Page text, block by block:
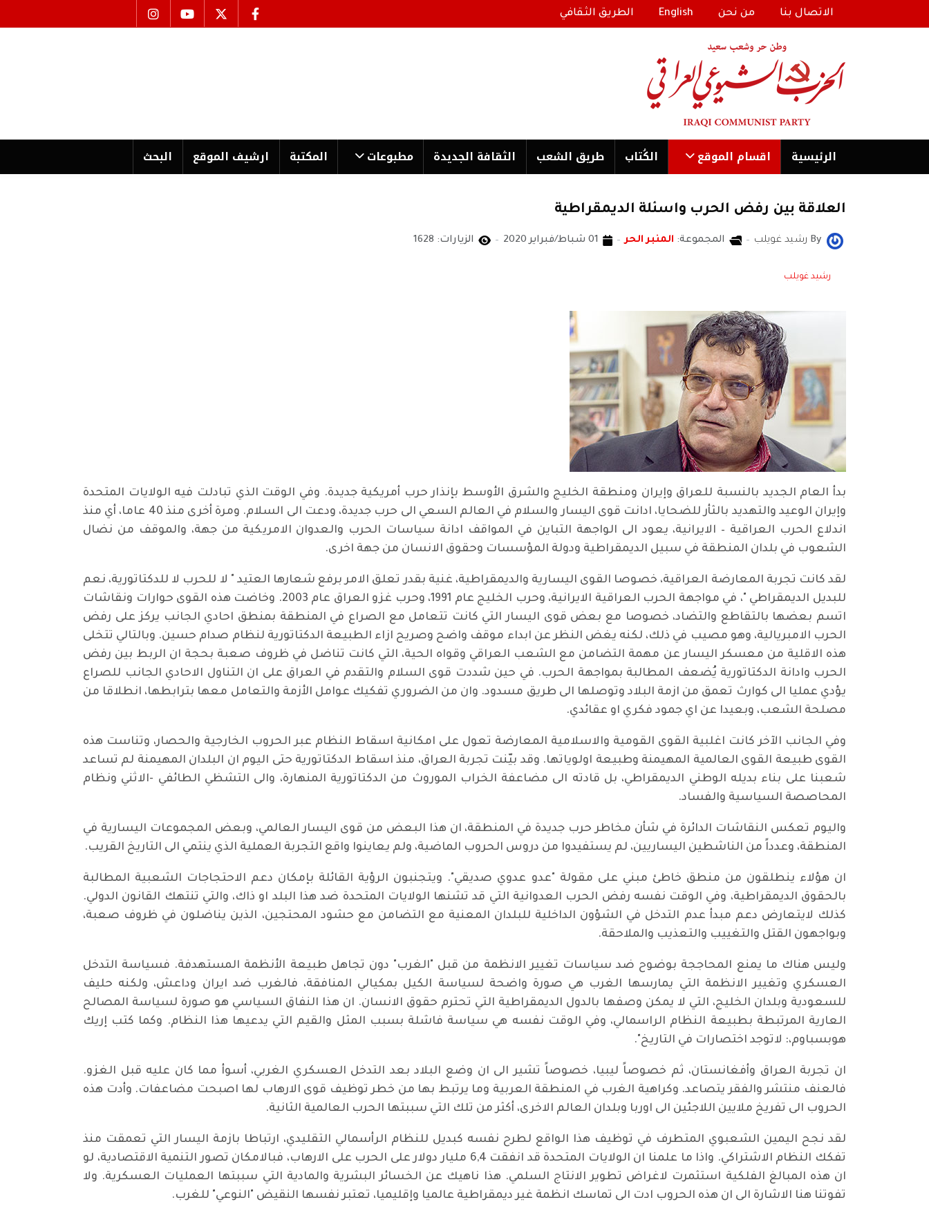
الاتصال بنا من نحن English الطريق الثقافي
الرئیسية اقسام الموقع الكُتاب طریق الشعب الثقافة الجدیدة مطبوعات المكتبة ارشیف الموقع البحث
العلاقة بين رفض الحرب واسئلة الديمقراطية
By رشيد غويلب المجموعة: المنبر الحر 01 شباط/فبراير 2020 الزيارات: 1628
رشيد غويلب
بدأ العام الجديد بالنسبة للعراق وإيران ومنطقة الخليج والشرق الأوسط بإنذار حرب أمريكية جديدة. وفي الوقت الذي تبادلت فيه الولايات المتحدة
وإيران الوعيد والتهديد بالثأر للضحايا، ادانت قوى اليسار والسلام في العالم السعي الى حرب جديدة، ودعت الى السلام. ومرة أخرى منذ 40 عاما، أي منذ
اندلاع الحرب العراقية – الايرانية، يعود الى الواجهة التباين في المواقف ادانة سياسات الحرب والعدوان الامريكية من جهة، والموقف من نضال
الشعوب في بلدان المنطقة في سبيل الديمقراطية ودولة المؤسسات وحقوق الانسان من جهة اخرى.
لقد كانت تجربة المعارضة العراقية، خصوصا القوى اليسارية والديمقراطية، غنية بقدر تعلق الامر برفع شعارها العتيد " لا للحرب لا للدكتاتورية، نعم
للبديل الديمقراطي "، في مواجهة الحرب العراقية الايرانية، وحرب الخليج عام 1991، وحرب غزو العراق عام 2003. وخاضت هذه القوى حوارات ونقاشات
اتسم بعضها بالتقاطع والتضاد، خصوصا مع بعض قوى اليسار التي كانت تتعامل مع الصراع في المنطقة بمنطق احادي الجانب يركز على رفض
الحرب الامبريالية، وهو مصيب في ذلك، لكنه يغض النظر عن ابداء موقف واضح وصريح ازاء الطبيعة الدكتاتورية لنظام صدام حسين. وبالتالي تتخلى
هذه الاقلية من معسكر اليسار عن مهمة التضامن مع الشعب العراقي وقواه الحية، التي كانت تناضل في ظروف صعبة بحجة ان الربط بين رفض
الحرب وادانة الدكتاتورية يُضعف المطالبة بمواجهة الحرب. في حين شددت قوى السلام والتقدم في العراق على ان التناول الاحادي الجانب للصراع
يؤدي عمليا الى كوارث تعمق من ازمة البلاد وتوصلها الى طريق مسدود. وان من الضروري تفكيك عوامل الأزمة والتعامل معها بترابطها، انطلاقا من
مصلحة الشعب، وبعيدا عن اي جمود فكري او عقائدي.
وفي الجانب الآخر كانت اغلبية القوى القومية والاسلامية المعارضة تعول على امكانية اسقاط النظام عبر الحروب الخارجية والحصار، وتناست هذه
القوى طبيعة القوى العالمية المهيمنة وطبيعة اولوياتها. وقد بيّنت تجربة العراق، منذ اسقاط الدكتاتورية حتى اليوم ان البلدان المهيمنة لم تساعد
شعبنا على بناء بديله الوطني الديمقراطي، بل قادته الى مضاعفة الخراب الموروث من الدكتاتورية المنهارة، والى التشظي الطائفي -الاثني ونظام
المحاصصة السياسية والفساد.
واليوم تعكس النقاشات الدائرة في شأن مخاطر حرب جديدة في المنطقة، ان هذا البعض من قوى اليسار العالمي، وبعض المجموعات اليسارية في
المنطقة، وعدداً من الناشطين اليساريين، لم يستفيدوا من دروس الحروب الماضية، ولم يعاينوا واقع التجربة العملية الذي ينتمي الى التاريخ القريب.
ان هؤلاء ينطلقون من منطق خاطئ مبني على مقولة "عدو عدوي صديقي". ويتجنبون الرؤية القائلة بإمكان دعم الاحتجاجات الشعبية المطالبة
بالحقوق الديمقراطية، وفي الوقت نفسه رفض الحرب العدوانية التي قد تشنها الولايات المتحدة ضد هذا البلد او ذاك، والتي تنتهك القانون الدولي.
كذلك لايتعارض دعم مبدأ عدم التدخل في الشؤون الداخلية للبلدان المعنية مع التضامن مع حشود المحتجين، الذين يناضلون في ظروف صعبة،
وبواجهون القتل والتغييب والتعذيب والملاحقة.
وليس هناك ما يمنع المحاججة بوضوح ضد سياسات تغيير الانظمة من قبل "الغرب" دون تجاهل طبيعة الأنظمة المستهدفة. فسياسة التدخل
العسكري وتغيير الانظمة التي يمارسها الغرب هي صورة واضحة لسياسة الكيل بمكيالي المنافقة، فالغرب ضد ايران وداعش، ولكنه حليف
للسعودية وبلدان الخليج، التي لا يمكن وصفها بالدول الديمقراطية التي تحترم حقوق الانسان. ان هذا النفاق السياسي هو صورة لسياسة المصالح
العارية المرتبطة بطبيعة النظام الراسمالي، وفي الوقت نفسه هي سياسة فاشلة بسبب المثل والقيم التي يدعيها هذا النظام. وكما كتب إريك
هوبسباوم،: لاتوجد اختصارات في التاريخ".
ان تجربة العراق وأفغانستان، ثم خصوصاً ليبيا، خصوصاً تشير الى ان وضع البلاد بعد التدخل العسكري الغربي، أسوأ مما كان عليه قبل الغزو.
فالعنف منتشر والفقر يتصاعد. وكراهية الغرب في المنطقة العربية وما يرتبط بها من خطر توظيف قوى الارهاب لها اصبحت مضاعفات. وأدت هذه
الحروب الى تفريخ ملايين اللاجئين الى اوربا وبلدان العالم الاخرى، أكثر من تلك التي سببتها الحرب العالمية الثانية.
لقد نجح اليمين الشعبوي المتطرف في توظيف هذا الواقع لطرح نفسه كبديل للنظام الرأسمالي التقليدي، ارتباطا بازمة اليسار التي تعمقت منذ
تفكك النظام الاشتراكي. واذا ما علمنا ان الولايات المتحدة قد انفقت 6,4 مليار دولار على الحرب على الارهاب، فبالامكان تصور التنمية الاقتصادية، لو
ان هذه المبالغ الفلكية استثمرت لاغراض تطوير الانتاج السلمي. هذا ناهيك عن الخسائر البشرية والمادية التي سببتها العمليات العسكرية. ولا
تفوتنا هنا الاشارة الى ان هذه الحروب ادت الى تماسك انظمة غير ديمقراطية عالميا وإقليميا، تعتبر نفسها النقيض "النوعي" للغرب.